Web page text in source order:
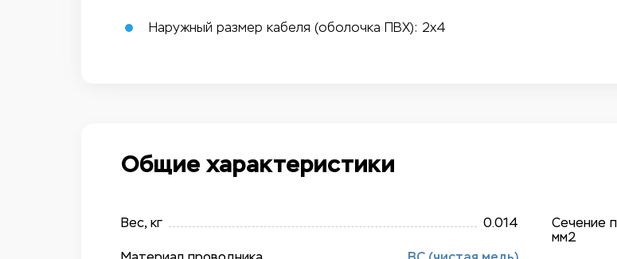
Наружный размер кабеля (оболочка ПВХ): 2х4
Общие характеристики
Вес, кг 0.014
Сечение
мм2